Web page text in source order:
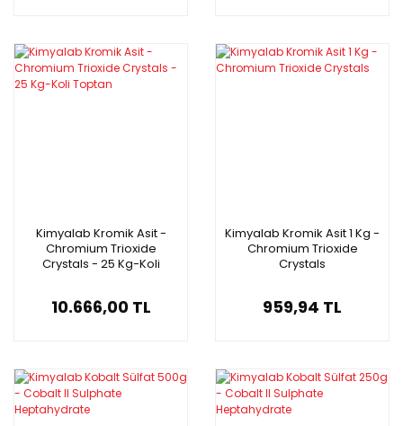
Kimyalab Kromik Asit -
Chromium Trioxide
Crystals - 25 Kg-Koli
10.666,00 TL
Kimyalab Kromik Asit 1 Kg -
Chromium Trioxide
Crystals
959,94 TL